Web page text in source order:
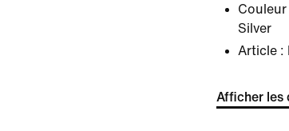
Silver
Article :
Afficher les